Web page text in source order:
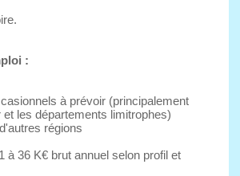
:
à prévoir (principalement
et les départements limitrophes)
régions
à 36 K€ brut annuel selon profil et